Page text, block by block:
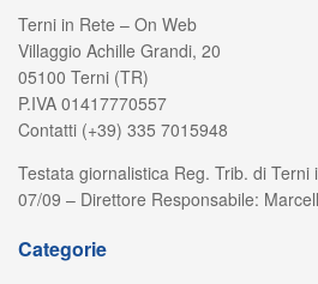
Terni in Rete – On Web
Villaggio Achille Grandi, 20
05100 Terni (TR)
P.IVA 01417770557
Contatti (+39) 335 7015948
Testata giornalistica Reg. Trib. di Terni
07/09 – Direttore Responsabile:
Categorie